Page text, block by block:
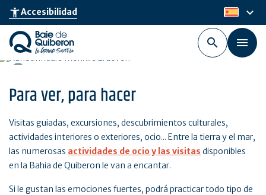
Skip
main
content
accessibility_newAccesibilidad es
keyboard_arrow_down
Para ver, para hacer
Visitas guiadas, excursiones, descubrimientos culturales,
actividades interiores o exteriores, ocio... Entre la tierra y el mar,
las numerosas actividades de ocio y las visitas disponibles
en la Bahia de Quiberon le van a encantar.
Si le gustan las emociones fuertes, podrá practicar todo tipo de